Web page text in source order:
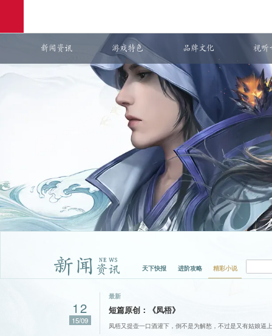
戏爱好者
天下3
新闻资讯 游戏特色 品牌文化 视听
天下快报 进阶攻略 精彩小说
最新
短篇原创：《凤梧》
凤梧又提壶一口酒灌下，倒不是为解愁，不过是又有姑娘逼
12
15/09